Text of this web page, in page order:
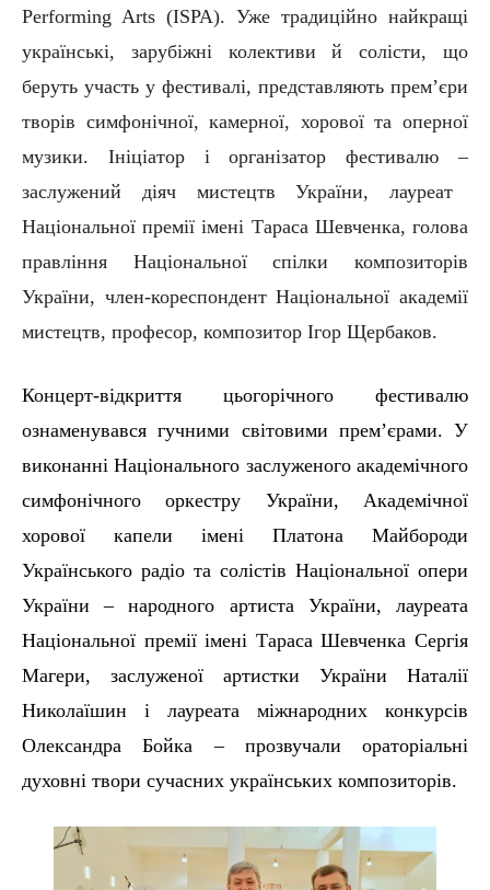
Performing Arts (ISPA). Уже традиційно найкращі
українські, зарубіжні колективий солісти, що
беруть участь у фестивалі, представляють прем’єри
творів симфонічної, камерної, хорової та оперної
музики. Ініціатор і організатор фестивалю–
заслужений діяч мистецтв України,лауреат
Національної премії імені Тараса Шевченка, голова
правління Національної спілки композиторів
України, член-кореспондент Національної академії
мистецтв, професор, композитор Ігор Щербаков.
Концерт-відкриття цьогорічного фестивалю
ознаменувався гучними світовими прем’єрами. У
виконанні Національного заслуженого академічного
симфонічногооркестру України, Академічної
хорової капели імені Платона Майбороди
Українського радіо та солістів Національної опери
України
– народного артиста України, лауреата
Національної премії імені Тараса Шевченка Сергія
Магери, заслуженої артистки України Наталії
Николаїшин і
лауреата міжнародних конкурсів
Олександра Бойка–прозвучали ораторіальні
духовні твори сучасних українських композиторів.